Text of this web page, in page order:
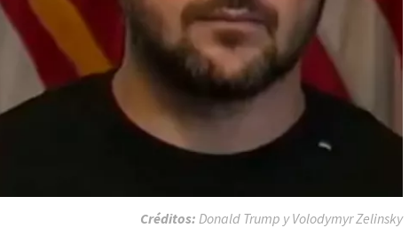
Créditos: Donald Trump y Volodymyr Zelinsky